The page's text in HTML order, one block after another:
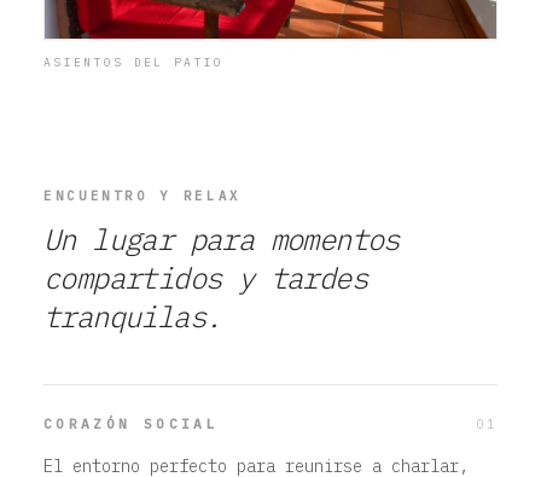
ASIENTOS DEL PATIO
ENCUENTRO Y RELAX
Un lugar para momentos
compartidos y tardes
tranquilas.
CORAZÓN SOCIAL 01
El entorno perfecto para reunirse a charlar,